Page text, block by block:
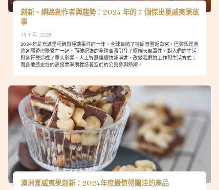
創新、網路創作者與趨勢：2024 年的 7 個傑出夏威夷果故
事
15 1 月, 2025
2024年是充滿里程碑與極端事件的一年。全球目睹了特朗普重返白宮，巴黎奧運會
將各國緊密聯繫在一起，而破紀錄的全球高溫引發了極端天氣事件，對人們的生活
與各行業造成了重大影響。人工智慧繼續快速演進，改變我們的工作與生活方式；
而各地歷史性的高投票率則標誌著空前的公民參與熱潮。
澳洲夏威夷果創新：2024年度最值得關注的產品